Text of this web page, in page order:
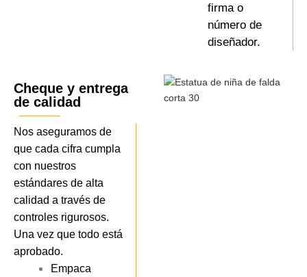
firma o
número de
diseñador.
Cheque y entrega
de calidad
Nos aseguramos de
que cada cifra cumpla
con nuestros
estándares de alta
calidad a través de
controles rigurosos.
Una vez que todo está
aprobado.
Empaca